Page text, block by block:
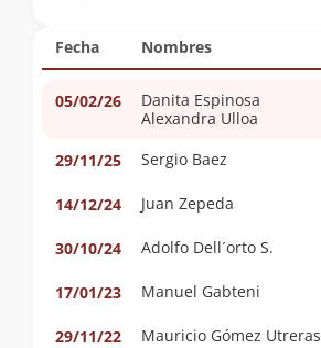
Fecha Nombres
05/02/26
Danita Espinosa
Alexandra Ulloa
29/11/25
Sergio Baez
14/12/24 Juan Zepeda
30/10/24 Adolfo Dell´orto S.
17/01/23 Manuel Gabteni
29/11/22 Mauricio Gómez Utreras